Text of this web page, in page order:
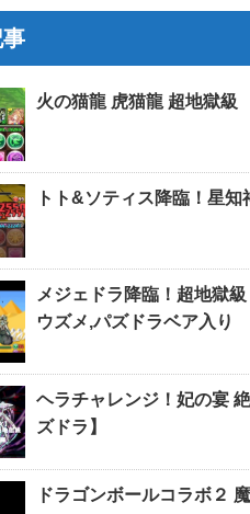
火の猫龍 虎猫龍 超地獄級
トト&ソティス降臨！星
メジェドラ降臨！超地獄
ウズメ,パズドラベア入り
ヘラチャレンジ！妃の宴
ズドラ】
ドラゴンボールコラボ２